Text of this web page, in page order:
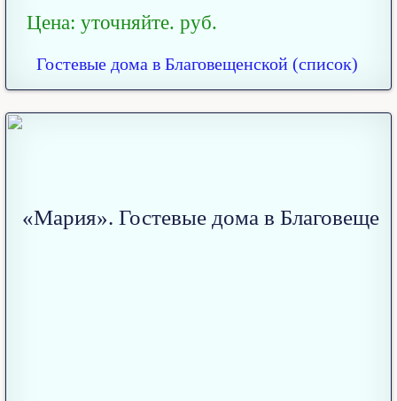
Цена: уточняйте. руб.
Гостевые дома в Благовещенской (список)